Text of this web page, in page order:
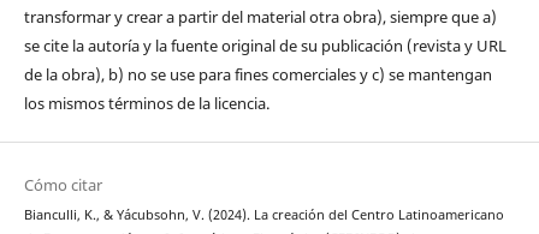
transformar y crear a partir del material otra obra), siempre que a)
se cite la autoría y la fuente original de su publicación (revista y URL
de la obra), b) no se use para fines comerciales y c) se mantengan
los mismos términos de la licencia.
Cómo citar
Bianculli, K., & Yácubsohn, V. (2024). La creación del Centro Latinoamericano